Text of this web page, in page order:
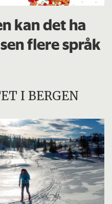
kan det ha
flere språk
I BERGEN